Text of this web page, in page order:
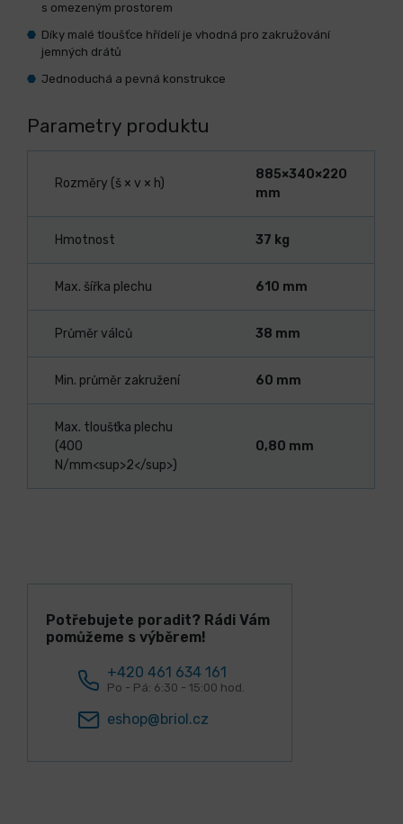
s omezeným prostorem
Díky malé tloušťce hřídelí je vhodná pro zakružování
jemných drátů
Jednoduchá a pevná konstrukce
Parametry produktu
Rozměry (š × v × h)
885×340×220
mm
Hmotnost 37 kg
Max. šířka plechu 610 mm
Průměr válců 38 mm
Min. průměr zakružení 60 mm
Max. tloušťka plechu
(400
N/mm<sup>2</sup>)
0,80 mm
Potřebujete poradit? Rádi Vám
pomůžeme s výběrem!
+420 461 634 161
Po - Pá: 6:30 - 15:00 hod.
eshop@briol.cz